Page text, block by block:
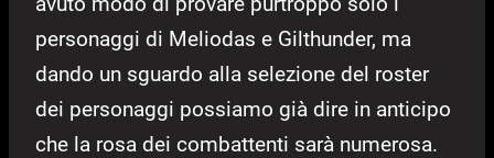
personaggi di Meliodas e Gilthunder, ma
dando un sguardo alla selezione del roster
dei personaggi possiamo già dire in anticipo
che la rosa dei combattenti sarà numerosa.